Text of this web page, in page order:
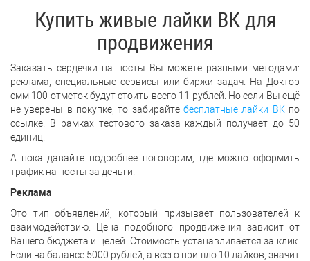
Купить живые лайки ВК для
продвижения
Заказать сердечки на посты Вы можете разными методами:
реклама, специальные сервисы или биржи задач. На Доктор
смм 100 отметок будут стоить всего 11 рублей. Но если Вы ещё
не уверены в покупке, то забирайте бесплатные лайки ВК по
ссылке. В рамках тестового заказа каждый получает до 50
единиц.
А пока давайте подробнее поговорим, где можно оформить
трафик на посты за деньги.
Реклама
Это тип объявлений, который призывает пользователей к
взаимодействию. Цена подобного продвижения зависит от
Вашего бюджета и целей. Стоимость устанавливается за клик.
Если на балансе 5000 рублей, а всего пришло 10 лайков, значит